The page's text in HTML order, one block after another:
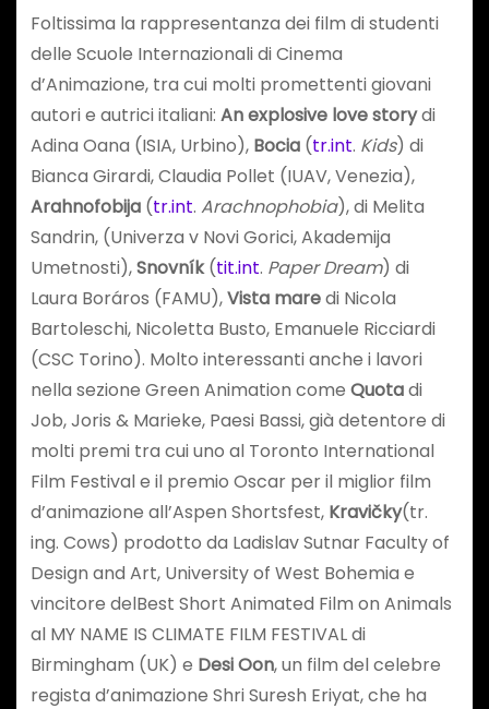
Foltissima la rappresentanza dei film di studenti
delle Scuole Internazionali di Cinema
d’Animazione, tra cui molti promettenti giovani
autori e autrici italiani: An explosive love storydi
Adina Oana (ISIA, Urbino), Bocia(tr.int. Kids) di
Bianca Girardi, Claudia Pollet (IUAV, Venezia),
Arahnofobija(tr.int. Arachnophobia), di Melita
Sandrin, (Univerza v Novi Gorici, Akademija
Umetnosti),Snovník(tit.int. Paper Dream) di
Laura Boráros (FAMU),Vista maredi Nicola
Bartoleschi, Nicoletta Busto, Emanuele Ricciardi
(CSC Torino). Molto interessanti anche i lavori
nella sezione Green Animation come Quotadi
Job, Joris & Marieke, Paesi Bassi, già detentore di
molti premi tra cui uno al Toronto International
Film Festival e il premio Oscar per il miglior film
d’animazione all’Aspen Shortsfest, Kravičky(tr.
ing. Cows) prodotto da Ladislav Sutnar Faculty of
Design and Art, University of West Bohemia e
vincitore delBest Short Animated Film on Animals
al MY NAME IS CLIMATE FILM FESTIVAL di
Birmingham (UK) e Desi Oon, un film del celebre
regista d’animazione Shri Suresh Eriyat, che ha